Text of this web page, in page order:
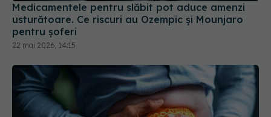
Medicamentele pentru slăbit pot aduce amenzi
usturătoare. Ce riscuri au Ozempic și Mounjaro
pentru șoferi
22 mai 2026, 14:15